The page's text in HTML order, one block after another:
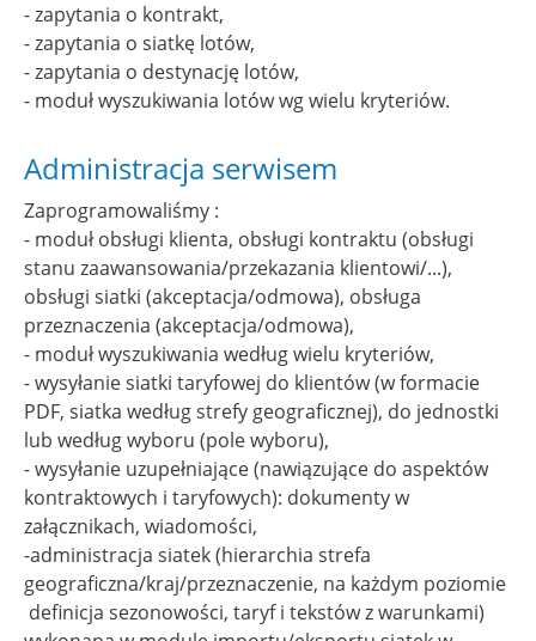
- zapytania o kontrakt,
- zapytania o siatkę lotów,
- zapytania o destynację lotów,
- moduł wyszukiwania lotów wg wielu kryteriów.
Administracja serwisem
Zaprogramowaliśmy :
- moduł obsługi klienta, obsługi kontraktu (obsługi
stanu zaawansowania/przekazania klientowi/...),
obsługi siatki (akceptacja/odmowa), obsługa
przeznaczenia (akceptacja/odmowa),
- moduł wyszukiwania według wielu kryteriów,
- wysyłanie siatki taryfowej do klientów (w formacie
PDF, siatka według strefy geograficznej), do jednostki
lub według wyboru (pole wyboru),
- wysyłanie uzupełniające (nawiązujące do aspektów
kontraktowych i taryfowych): dokumenty w
załącznikach, wiadomości,
-administracja siatek (hierarchia strefa
geograficzna/kraj/przeznaczenie, na każdym poziomie
definicja sezonowości, taryf i tekstów z warunkami)